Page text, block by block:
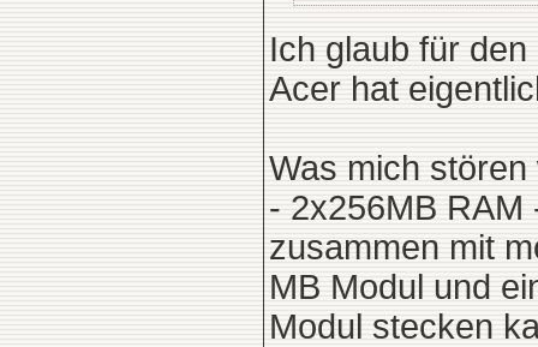
Ich glaub für
Acer hat
Was mich
- 2x256MB RAM
zusammen mit
MB Modul und
Modul stecken